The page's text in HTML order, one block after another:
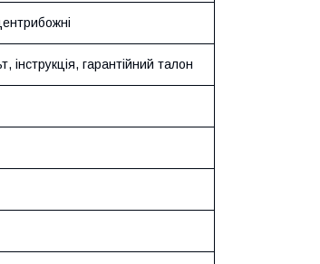
інструкція, гарантійний талон